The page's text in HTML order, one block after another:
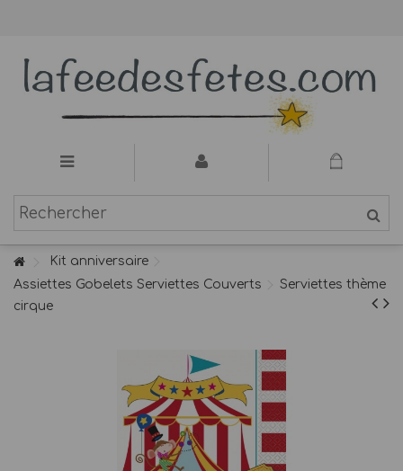
Kit anniversaire
Assiettes Gobelets Serviettes Couverts
Serviettes thème
cirque